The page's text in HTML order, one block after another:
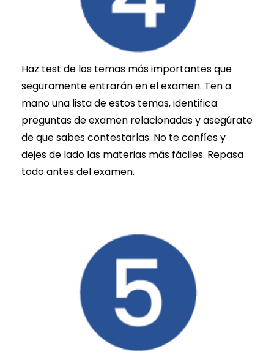
Haz test de los temas más importantes que
seguramente entrarán en el examen. Ten a
mano una lista de estos temas, identifica
preguntas de examen relacionadas y asegúrate
de que sabes contestarlas. No te confíes y
dejes de lado las materias más fáciles. Repasa
todo antes del examen.